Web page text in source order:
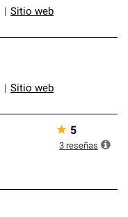
Sitio web
Sitio web
★ 5
3 reseñas